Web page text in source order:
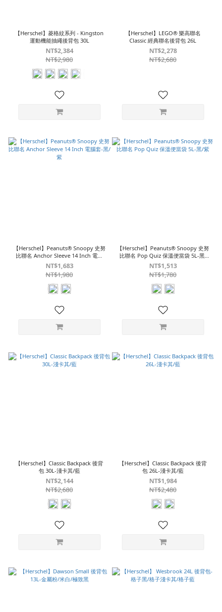
【Herschel】菱格紋系列 - Kingston
運動機能抽繩後背包 30L
NT$2,384
NT$2,980
【Herschel】LEGO® 樂高聯名
Classic 經典聯名後背包 26L
NT$2,278
NT$2,680
【Herschel】Peanuts® Snoopy 史努
比聯名 Anchor Sleeve 14 Inch 電腦
套-黑/紫
NT$1,683
NT$1,980
【Herschel】Peanuts® Snoopy 史努
比聯名 Pop Quiz 保溫便當袋 5L-黑/
紫
NT$1,513
NT$1,780
【Herschel】Classic Backpack 後背
包 30L-淺卡其/藍
NT$2,144
NT$2,680
【Herschel】Classic Backpack 後背
包 26L-淺卡其/藍
NT$1,984
NT$2,480